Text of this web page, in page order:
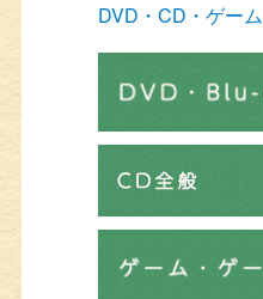
DVD・CD・ゲーム